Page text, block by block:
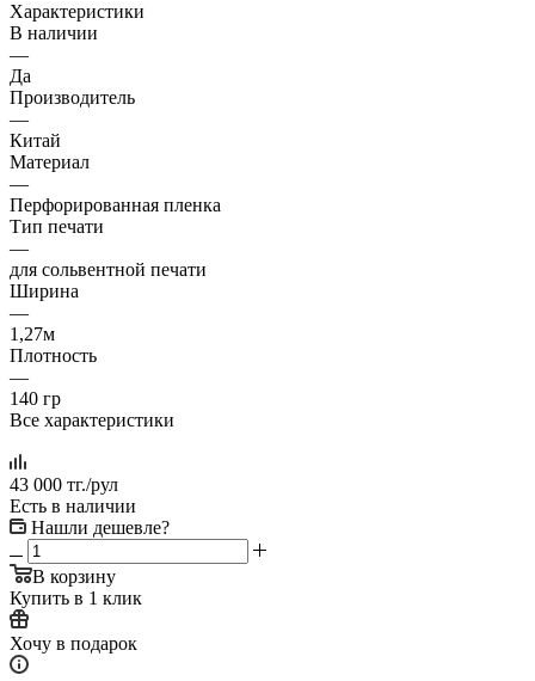
Характеристики
В наличии
—
Да
Производитель
—
Китай
Материал
—
Перфорированная пленка
Тип печати
—
для сольвентной печати
Ширина
—
1,27м
Плотность
—
140 гр
Все характеристики
43 000 тг./рул
Есть в наличии
Нашли дешевле?
В корзину
Купить в 1 клик
Хочу в подарок